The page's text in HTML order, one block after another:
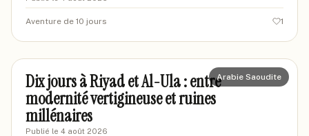
Aventure de 10 jours 1
marievoyages82
Arabie Saoudite
Dix jours à Riyad et Al-Ula : entre
modernité vertigineuse et ruines
millénaires
Publié le 4 août 2026